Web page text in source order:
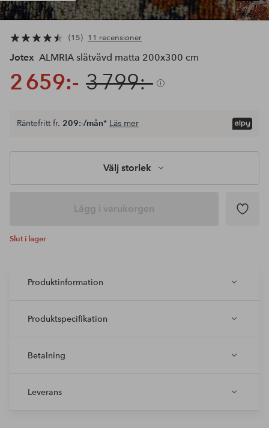
15 11 recensioner
Jotex ALMRIA slätvävd matta 200x300 cm
2 659:- 3 799:-
Räntefritt fr. 209:-/mån* Läs mer
Välj storlek
Lägg i varukorgen
Slut i lager
Produktinformation
Produktspecifikation
Betalning
Leverans